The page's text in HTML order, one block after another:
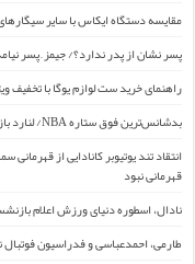
مقایسه دستگاه ایکاس با سایر
پسر نشان از پدر ندارد؟/ جیمز ِ پسر
راهنمای خرید ست لوازم یوگا با تخفیف
بدشانس‌ترین فوق ستاره NBA/ لنارد باز هم مصدوم شد
قهرمانی نبود
نادال، اسطوره دنیای ورزش اعلام
طارمی، احمدعباسی و فدراسیون